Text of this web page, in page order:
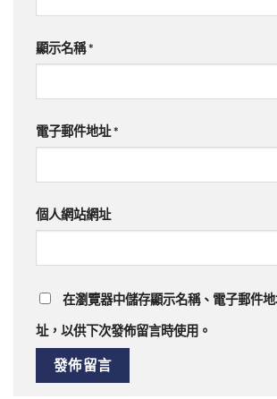
顯示名稱*
電子郵件地址*
個人網站網址
在瀏覽器中儲存顯示名稱、電子郵件
址，以供下次發佈留言時使用。